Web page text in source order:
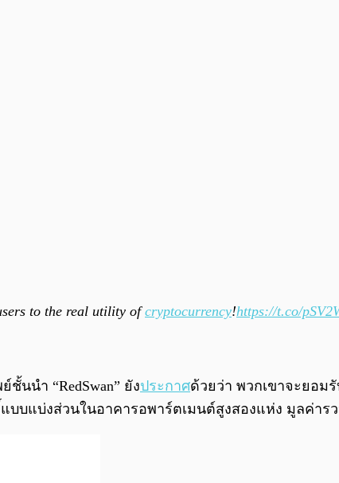
to the real utility ofcryptocurrency!https://t.co/
นนำ “RedSwan” ยังประกาศด้วยว่า พวกเขาจะยอม
บแบ่งส่วนในอาคารอพาร์ตเมนต์สูงสองแห่ง มูลค่าร